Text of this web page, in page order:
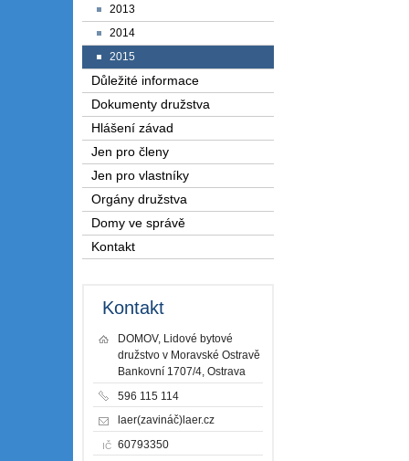
2013
2014
2015
Důležité informace
Dokumenty družstva
Hlášení závad
Jen pro členy
Jen pro vlastníky
Orgány družstva
Domy ve správě
Kontakt
Kontakt
DOMOV, Lidové bytové
družstvo v Moravské Ostravě
Bankovní 1707/4, Ostrava
596 115 114
laer(zavináč)laer.cz
IČ 60793350